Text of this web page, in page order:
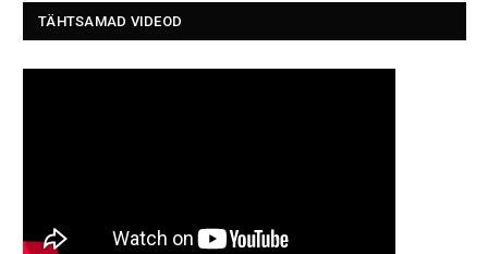
TÄHTSAMAD VIDEOD